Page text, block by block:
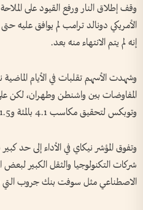
وقف إطلاق النار ورفع القيود على
الأمريكي دونالد ترامب لم يوافق ‌عليه
إنه ‌لم يتم الانتهاء منه ‌بعد.
وشهدت الأسهم تقلبات في الأيام الماضية
المفاوضات بين ​واشنطن وطهران، لكن
وتوبكس لتحقيق مكاسب ⁠4.1 بالمئة و1.5 بالمئة على الترتيب.
وتفوق المؤشر نيكاي في الأداء إلى حد
شركات التكنولوجيا والثقل ​الكبير
الاصطناعي مثل سوفت بنك جروب التي قفز سهمها 5.9